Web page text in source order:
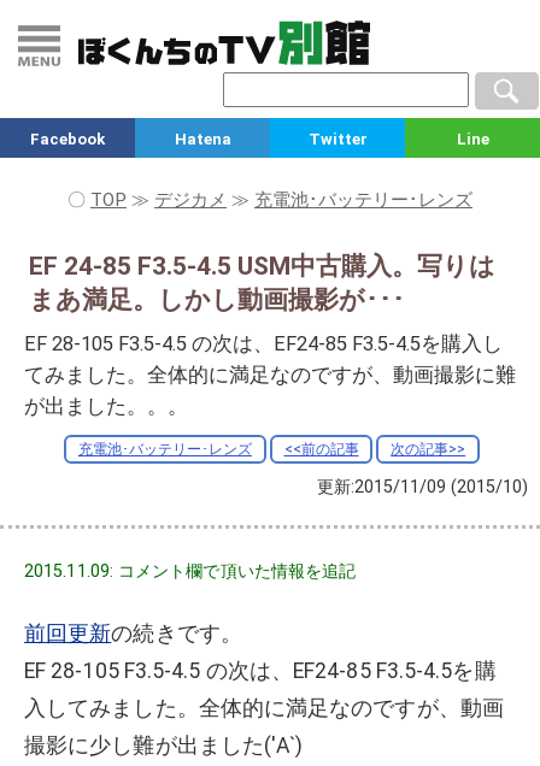
Facebook Hatena Twitter Line
〇 TOP ≫ デジカメ ≫ 充電池･バッテリー･レンズ
EF 24-85 F3.5-4.5 USM中古購入。写りは
まあ満足。しかし動画撮影が･･･
EF 28-105 F3.5-4.5 の次は、EF24-85 F3.5-4.5を購入し
てみました。全体的に満足なのですが、動画撮影に難
が出ました。。。
充電池･バッテリー･レンズ <<前の記事 次の記事>>
更新:2015/11/09 (2015/10)
2015.11.09: コメント欄で頂いた情報を追記
前回更新の続きです。
EF 28-105 F3.5-4.5 の次は、EF24-85 F3.5-4.5を購
入してみました。全体的に満足なのですが、動画
撮影に少し難が出ました('Α`)